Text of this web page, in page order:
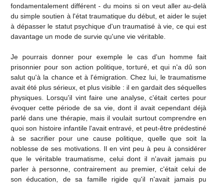
fondamentalement différent - du moins si on veut aller au-delà
du simple soutien à l'état traumatique du début, et aider le sujet
à dépasser le statut psychique d'un traumatisé à vie, ce qui est
davantage un mode de survie qu'une vie véritable.
Je pourrais donner pour exemple le cas d'un homme fait
prisonnier pour son action politique, torturé, et qui n'a dû son
salut qu'à la chance et à l'émigration. Chez lui, le traumatisme
avait été plus sérieux, et plus visible : il en gardait des séquelles
physiques. Lorsqu'il vint faire une analyse, c'était certes pour
évoquer cette période de sa vie, dont il avait cependant déjà
parlé dans une thérapie, mais il voulait surtout comprendre en
quoi son histoire infantile l'avait entravé, et peut-être prédestiné
à se sacrifier pour une cause politique, quelle que soit la
noblesse de ses motivations. Il en vint peu à peu à considérer
que le véritable traumatisme, celui dont il n'avait jamais pu
parler à personne, contrairement au premier, c'était celui de
son éducation, de sa famille rigide qu'il n'avait jamais pu